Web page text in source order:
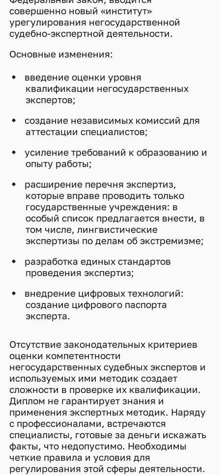
совершенно новый «институт»
урегулирования негосударственной
судебно-экспертной деятельности.
Основные изменения:
введение оценки уровня
квалификации негосударственных
экспертов;
создание независимых комиссий для
аттестации специалистов;
усиление требований к образованию и
опыту работы;
расширение перечня экспертиз,
которые вправе проводить только
государственные учреждения: в
особый список предлагается внести, в
том числе, лингвистические
экспертизы по делам об экстремизме;
разработка единых стандартов
проведения экспертиз;
внедрение цифровых технологий:
создание цифрового паспорта
эксперта.
Отсутствие законодательных критериев
оценки компетентности
негосударственных судебных экспертов и
используемых ими методик создает
сложности в проверке их квалификации.
Диплом не гарантирует знания и
применения экспертных методик. Наряду
с профессионалами, встречаются
специалисты, готовые за деньги искажать
факты, что недопустимо. Необходимы
четкие правила и условия для
регулирования этой сферы деятельности.